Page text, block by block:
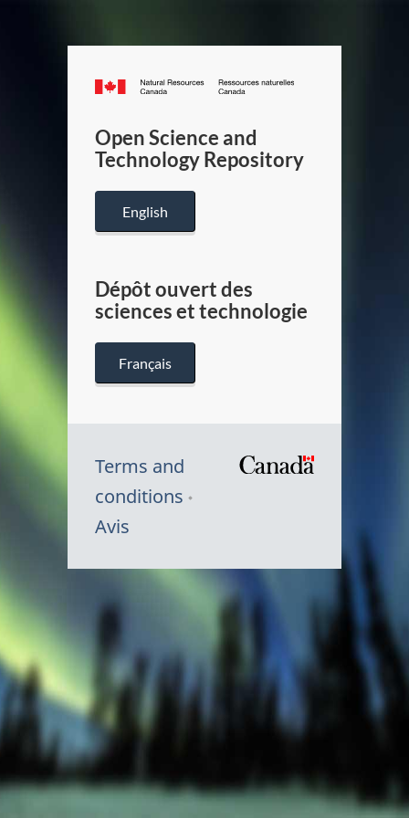
Canada.ca
/
Canada
Open Science and
Technology Repository
English
Dépôt ouvert des
sciences et technologie
Français
Terms and
conditions
Avis
Canada